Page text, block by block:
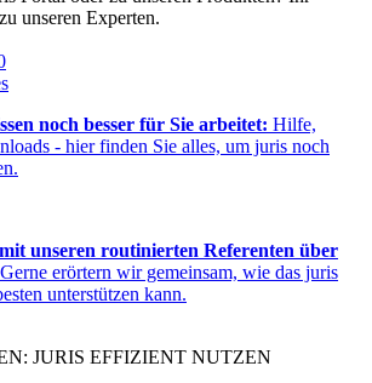
unseren Experten.
noch besser für Sie arbeitet: Hilfe,
- hier finden Sie alles, um juris noch
unseren routinierten Referenten über
Gerne erörtern wir gemeinsam, wie das juris
unterstützen kann.
JURIS EFFIZIENT NUTZEN